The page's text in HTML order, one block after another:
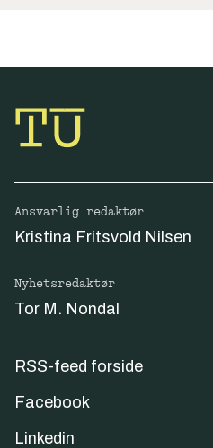
Ansvarlig redaktør
Kristina Fritsvold Nilsen
Nyhetsredaktør
Tor M. Nondal
RSS-feed forside
Facebook
Linkedin